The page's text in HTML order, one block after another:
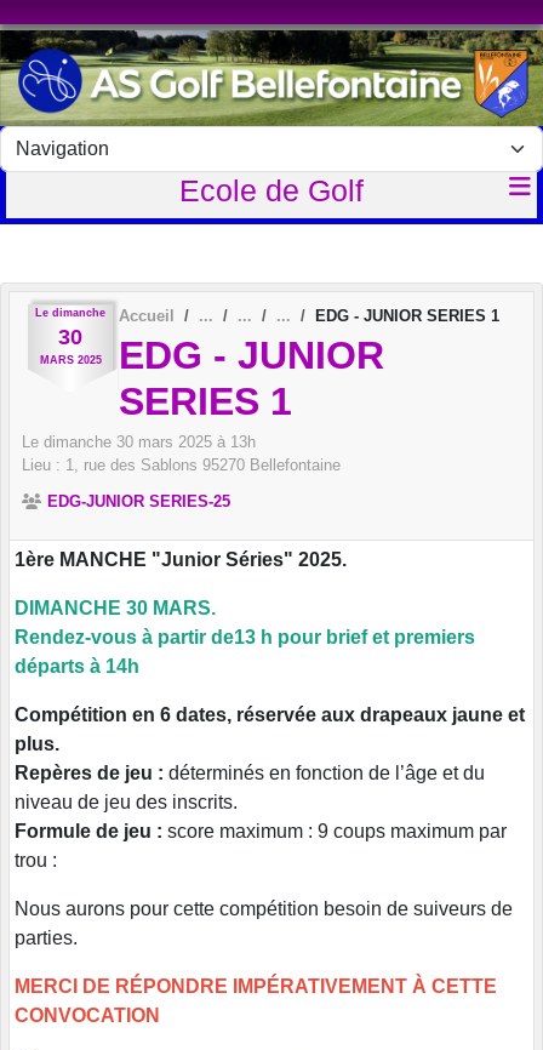
Ecole de Golf
Le dimanche
30
MARS 2025
Accueil EDG - JUNIOR SERIES 1
EDG - JUNIOR
SERIES 1
Le dimanche 30 mars 2025 à 13h
Lieu : 1, rue des Sablons 95270 Bellefontaine
EDG-JUNIOR SERIES-25
1ère MANCHE "Junior Séries" 2025.
DIMANCHE 30 MARS.
Rendez-vous à partir de13 h pour brief et premiers
départs à 14h
Compétition en 6 dates, réservée aux drapeaux jaune et
plus.
Repères de jeu : déterminés en fonction de l’âge et du
niveau de jeu des inscrits.
Formule de jeu : score maximum : 9 coups maximum par
trou :
Nous aurons pour cette compétition besoin de suiveurs de
parties.
MERCI DE RÉPONDRE IMPÉRATIVEMENT À CETTE
CONVOCATION